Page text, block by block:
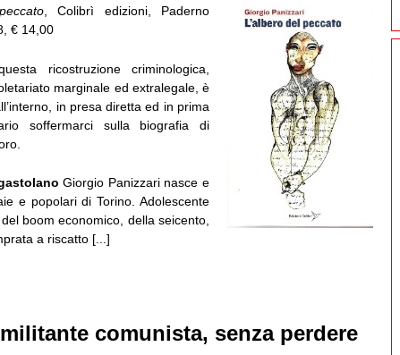
, Colibrì edizioni, Paderno
€ 14,00
ricostruzione criminologica,
marginale ed extralegale, è
in presa diretta ed in prima
soffermarci sulla biografia di
Giorgio Panizzari nasce e
e popolari di Torino. Adolescente
boom economico, della seicento,
a riscatto [...]
comunista, senza perdere